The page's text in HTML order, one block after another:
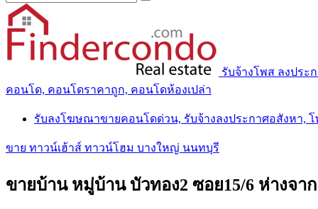
รับจ้างโพส ลงประ
คอนโด, คอนโดราคาถูก, คอนโดห้องเปล่า
รับลงโฆษณาขายคอนโดด่วน, รับจ้างลงประกาศอสังหา,
ขาย ทาวน์เฮ้าส์ ทาวน์โฮม บางใหญ่ นนทบุรี
ขายบ้าน หมู่บ้าน บัวทอง2 ซอย15/6 ห่างจา